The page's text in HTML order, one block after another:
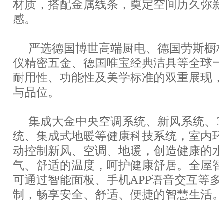
材质，搭配金属线条，奠定空间历久弥
感。
严选德国博世高端厨电、德国劳斯
仪精密五金、德国唯宝经典洁具等全球
耐用性、功能性及美学标准的双重展现
与品位。
集成大金中央空调系统、新风系统
统、集成式地暖等健康科技系统，室内
动控制新风、空调、地暖，创造健康的
气、舒适的温度，呵护健康舒居。全屋
可通过智能面板、手机APP语音交互等
制，畅享安全、舒适、便捷的智慧生活